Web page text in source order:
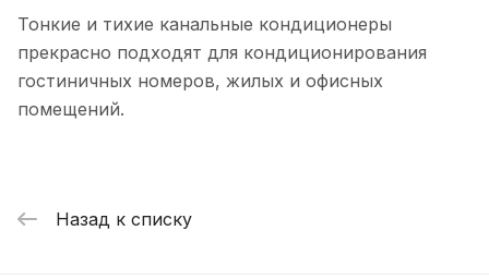
Тонкие и тихие канальные кондиционеры
прекрасно подходят для кондиционирования
гостиничных номеров, жилых и офисных
помещений.
Назад к списку